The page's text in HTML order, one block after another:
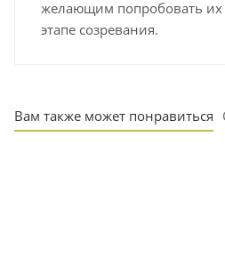
желающим попробовать их
этапе созревания.
Вам также может понравиться